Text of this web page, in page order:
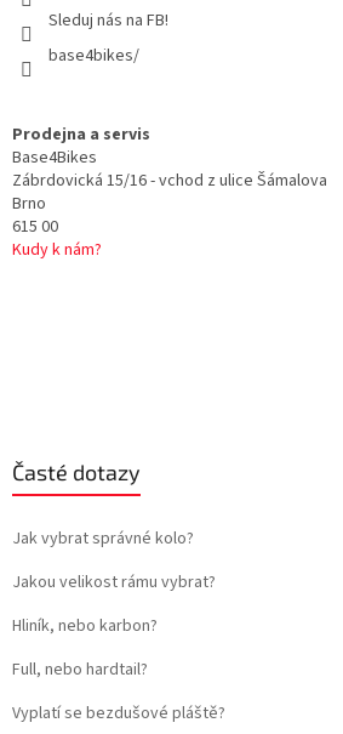
Sleduj nás na FB!
base4bikes/
Prodejna a servis
Base4Bikes
Zábrdovická 15/16 - vchod z ulice Šámalova
Brno
615 00
Kudy k nám?
Časté dotazy
Jak vybrat správné kolo?
Jakou velikost rámu vybrat?
Hliník, nebo karbon?
Full, nebo hardtail?
Vyplatí se bezdušové pláště?